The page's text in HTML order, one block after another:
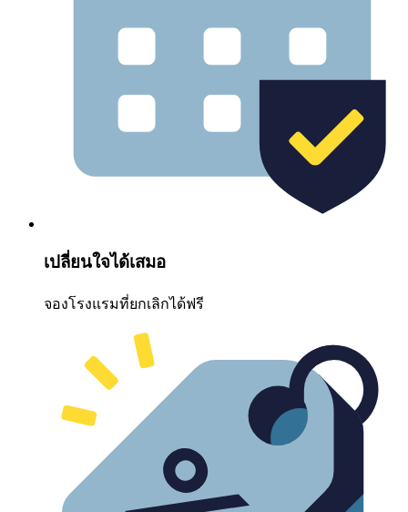
เปลี่ยนใจได้เสมอ
จองโรงแรมที่ยกเลิกได้ฟรี